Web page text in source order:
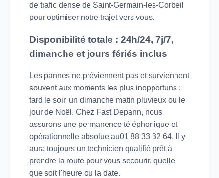
de trafic dense de Saint-Germain-les-Corbeil
pour optimiser notre trajet vers vous.
Disponibilité totale : 24h/24, 7j/7,
dimanche et jours fériés inclus
Les pannes ne préviennent pas et surviennent
souvent aux moments les plus inopportuns :
tard le soir, un dimanche matin pluvieux ou le
jour de Noël. Chez Fast Depann, nous
assurons une permanence téléphonique et
opérationnelle absolue au01 88 33 32 64. Il y
aura toujours un technicien qualifié prêt à
prendre la route pour vous secourir, quelle
que soit l'heure ou la date.